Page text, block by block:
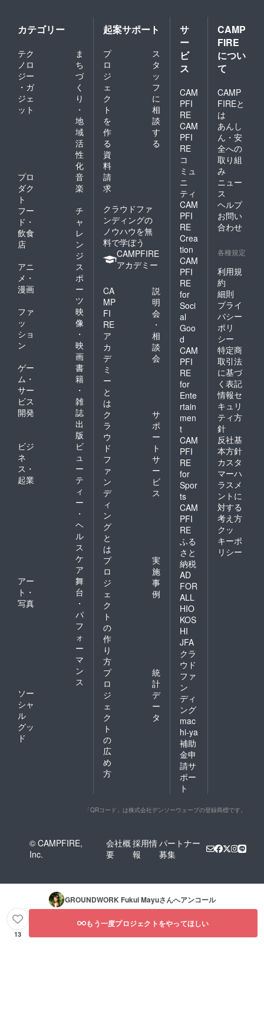
として
のブラ
ンディ
ングに
活かし
だくた
めの写
真とな
りま
す。
（写真
集には
載りま
せん）
※写真
は、編
集・加
工なし
のJPEG
データ
でのお
なりま
目途に
行わせ
ていた
だく予
定で
（時期
が前後
する可
能性も
ござい
ます）
※お礼
メッ
セージ
は2022
年12月
にさせ
ていた
だきま
す。 ※
会場
阪市内
の会場
をこち
らで決
めさせ
ていた
だきま
す。 ※
１日限
りのイ
ベント
を予定
してお
りま
す。 ※
会場で
は、新
型コロ
ナ対策
を万全
に取ら
せてい
ただき
ます。
※groun
dwork.c
are@g
mail.co
mから
メール
をお届
けいた
３月と
なって
います
が、
「２０
２２年
３月以
ケにご
参加い
ただけ
る」と
いう意
図とな
りま
す。 ※
集合・
解散場
所まで
の交通
費、食
費等は
自己負
す。
（当店
の車で
同行す
る場合
は、大
阪市鶴
見区ま
でお越
しくだ
さいま
せ。）
※無人島
撮影を
行う場
合に同
行する
際は、
無人島
に渡る
チャー
ター費
と無人
島滞在
費が別
途かか
す。
（無人
島での
ロケ決
行は未
データ
渡しと
いま
せ。）
※キャン
プ場の
施設料
金もリ
ターン
れてお
りま
す。 ※
そのま
まテン
トをご
持参い
ただ
き、サ
イトに
ご宿泊
いただ
くこと
も可能
です
（その
イキャ
宿泊の
差額分
は、ご
負担い
ただく
形とな
りま
す。）
※暴力団
関係者
様のご
依頼は
お受け
できま
せん。
※サポー
トのた
めプロ
ジェク
トメン
バー
（１
名）が
同行す
る場合
がござ
いま
す。 ※
お届け
予定日
は２０
る方：
（近
鉄）奈
良線
「富雄
駅」か
らタク
手配さ
せてい
ただき
ます。
（富雄
駅まで
の電車
賃等は
ご負担
くださ
いま
せ。）
※キャン
プ場の
施設料
金もリ
に含ま
りま
す。 ※
そのま
まテン
トをご
持参い
ただ
き、サ
イトに
ご宿泊
いただ
くこと
も可能
です
（その
際のデ
イキャ
ンプと
宿泊の
差額分
は、ご
負担い
ただく
形とな
す。）
※暴力団
関係者
様のご
依頼は
お受け
なり、
い日時
させて
いただ
きま
の「備
考欄」
にご記
載くだ
さい。
記載が
ない場
申込時
のお名
前で掲
載させ
ていだ
きま
す。 な
お、掲
載が不
要な場
合はそ
の旨を
ご記入
くださ
いま
せ。）
ターン
・エサ
レン
マッ
サージ
のエッ
センス
を取り
入れた
オイル
マッ
サージ
１Day
講習会
の開催
・福井
真由と
各セラ
ピスト
からの
御礼
メッ
セージ
動画 ・
写真集
お名前
掲載
（セラ
ピスト
枠）
※groun
ご負担
くださ
いま
せ。）
※絶景エ
サレン
を行う
場所の
手配・
施設料
金はリ
ターン
に含ま
れませ
（全額
ご負担
をお願
い致し
す。）
※公共の
の施術
所を管
理して
いる所
有者様
へのご
確認を
お願い
致しま
す。 ※
マッ
サージ
ベッド
は、運
搬可能
な場所
のみ対
応させ
ていた
だきま
す。
（運ぶ
のが不
可と私
が判断
させて
いただ
いた場
合は、
サージ
ベッド
（施
せん。
頼はお
受けで
きませ
サポー
カテゴリー
テク
ノロ
ジー
・ガ
ジェ
ット
ま
ち
づ
く
り
・
地
域
活
性
化
プロ
ダク
ト
音
楽
フー
ド・
飲食
店
チ
ャ
レ
ン
ジ
アニ
メ・
漫画
ス
ポ
ー
ツ
ファ
ッ
ショ
ン
映
像
・
映
画
ゲー
ム・
サー
ビス
開発
書
籍
・
雑
誌
出
版
ビジ
ネ
ス・
起業
ビ
ュ
ー
テ
ィ
ー
・
ヘ
ル
ス
ケ
ア
アー
ト・
写真
舞
台
・
パ
フ
ォ
ー
マ
ン
ス
ソー
シャ
ル
グッ
ド
起案サポート
プ
ロ
ジ
ェ
ク
ト
を
作
る
ス
タ
ッ
フ
に
相
談
す
る
資
料
請
求
クラウドファ
ンディングの
ノウハウを無
料で学ぼう
CAMPFIRE
アカデミー
CA
MP
FI
RE
ア
カ
デ
ミ
ー
と
は
説
明
会
・
相
談
会
ク
ラ
ウ
ド
フ
ァ
ン
デ
ィ
ン
グ
と
は
サ
ポ
ー
ト
サ
ー
ビ
ス
プ
ロ
ジ
ェ
ク
ト
の
作
り
方
実
施
事
例
プ
ロ
ジ
ェ
ク
ト
の
広
め
方
統
計
デ
ー
タ
サ
ー
ビ
ス
CAM
PFI
RE
CAM
PFI
RE
コ
ミュ
ニ
ティ
CAM
PFI
RE
Crea
tion
CAM
PFI
RE
for
Soci
al
Goo
d
CAM
PFI
RE
for
Ente
rtain
men
t
CAM
PFI
RE
for
Spor
ts
CAM
PFI
RE
ふる
さと
納税
AD
FOR
ALL
HIO
KOS
HI
JFA
クラ
ウド
ファ
ン
ディ
ング
mac
hi-ya
補助
金申
請サ
ポー
ト
CAMP
FIRE
につい
て
CAMP
FIREと
は
あんし
ん・安
全への
取り組
み
ニュー
ス
ヘルプ
お問い
合わせ
各種規定
利用規
約
細則
プライ
バシー
ポリ
シー
特定商
取引法
に基づ
く表記
情報セ
キュリ
ティ方
針
反社基
本方針
カスタ
マーハ
ラスメ
ントに
対する
考え方
クッ
キーポ
リシー
「QRコード」は株式会社デンソーウェーブの登録商標です。
© CAMPFIRE,
Inc.
会社概
要
採用情
報
パートナー
募集
GROUNDWORK Fukui Mayuさんへアンコール
13
もう一度プロジェクトをやってほしい